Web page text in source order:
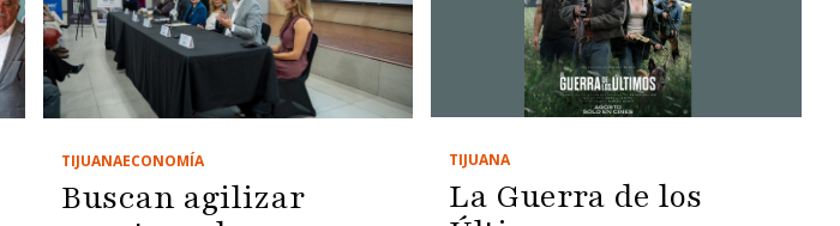
TIJUANAECONOMÍA
Buscan agilizar
TIJUANA
La Guerra de los